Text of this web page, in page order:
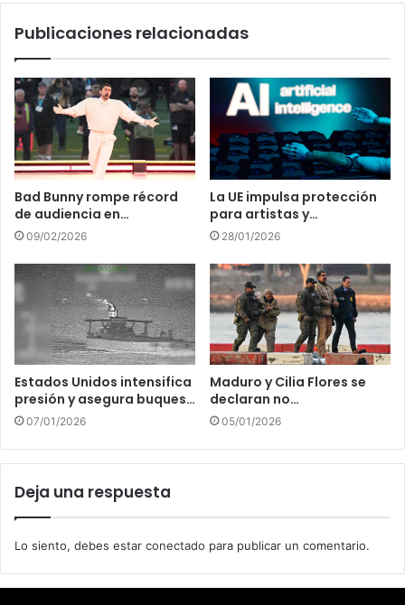
Publicaciones relacionadas
Bad Bunny rompe récord
de audiencia en…
09/02/2026
La UE impulsa protección
para artistas y…
28/01/2026
Estados Unidos intensifica
presión y asegura buques…
07/01/2026
Maduro y Cilia Flores se
declaran no…
05/01/2026
Deja una respuesta
Lo siento, debes estar conectado para publicar un comentario.